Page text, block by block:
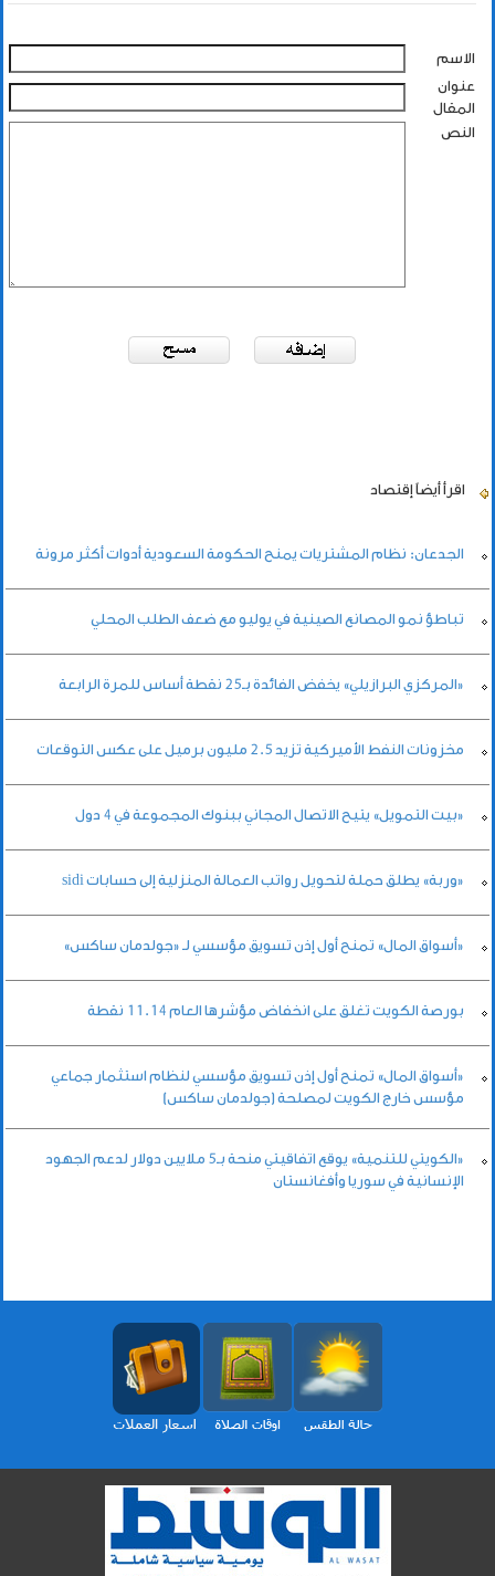
الاسم
عنوان
المقال
النص
اقرأ أيضاً إقتصاد
الجدعان: نظام المشتريات يمنح الحكومة السعودية أدوات أكثر مرونة
تباطؤ نمو المصانع الصينية في يوليو مع ضعف الطلب المحلي
«المركزي البرازيلي» يخفض الفائدة بـ25 نقطة أساس للمرة الرابعة
مخزونات النفط الأميركية تزيد 2.5 مليون برميل على عكس التوقعات
«بيت التمويل» يتيح الاتصال المجاني ببنوك المجموعة في 4 دول
«وربة» يطلق حملة لتحويل رواتب العمالة المنزلية إلى حسابات sidi
«أسواق المال» تمنح أول إذن تسويق مؤسسي لـ «جولدمان ساكس»
بورصة الكويت تغلق على انخفاض مؤشرها العام 11.14 نقطة
«أسواق المال» تمنح أول إذن تسويق مؤسسي لنظام استثمار جماعي
مؤسس خارج الكويت لمصلحة (جولدمان ساكس)
«الكويتي للتنمية» يوقع اتفاقيتي منحة بـ5 ملايين دولار لدعم الجهود
الإنسانية في سوريا وأفغانستان